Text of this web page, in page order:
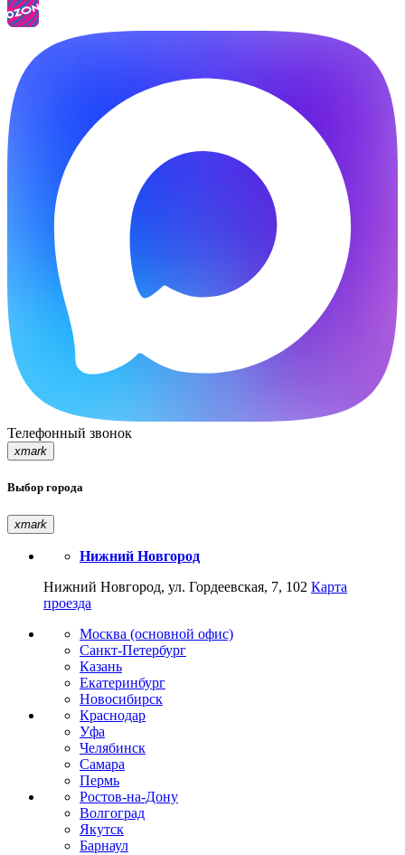
Телефонный звонок
xmark
Выбор города
xmark
Нижний Новгород
Нижний Новгород, ул. Гордеевская, 7, 102 Карта
проезда
Москва (основной офис)
Санкт-Петербург
Казань
Екатеринбург
Новосибирск
Краснодар
Уфа
Челябинск
Самара
Пермь
Ростов-на-Дону
Волгоград
Якутск
Барнаул